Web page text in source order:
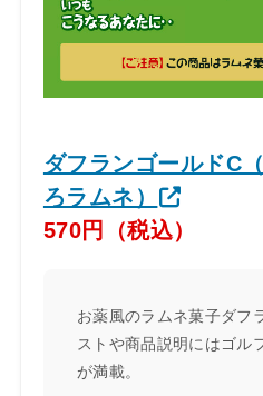
ダフランゴールドC
ろラムネ）
570円（税込）
お薬風のラムネ菓子ダフ
ストや商品説明にはゴル
が満載。